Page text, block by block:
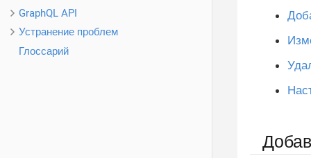
GraphQL API
Устранение проблем
Глоссарий